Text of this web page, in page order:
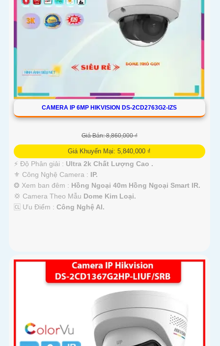
CAMERA IP 6MP HIKVISION DS-2CD2763G2-IZS
Giá Bán: 8,860,000 ₫
Giá Khuyến Mại: 5,840,000 ₫
️⚡ Độ Phân giải : Ultra 2k Chất Lượng Cao .
⚜️ Công Nghệ Camera : IP.
❂ Xem ban đêm : Hồng Ngoại 40m Hồng Ngoại Smart IR.
💢 Camera Theo Mẫu Dome Kim Loại.
️🆑 Ưu Điểm : Công Nghệ AI.